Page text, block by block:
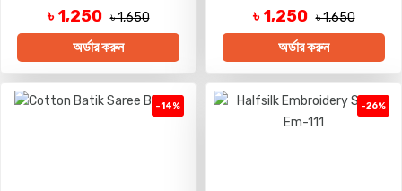
৳ 1,250 ৳ 1,650
অর্ডার করুন
৳ 1,250 ৳ 1,650
অর্ডার করুন
-14% -26%